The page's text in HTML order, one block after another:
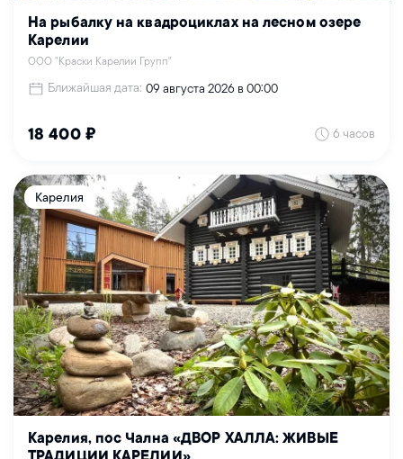
На рыбалку на квадроциклах на лесном озере
Карелии
ООО "Краски Карелии Групп"
Ближайшая дата: 09 августа 2026 в 00:00
18 400 ₽ 6 часов
Карелия
Карелия, пос Чална «ДВОР ХАЛЛА: ЖИВЫЕ